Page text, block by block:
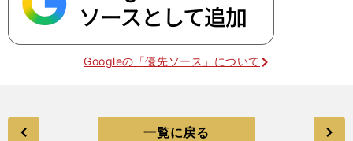
Googleの「優先ソース」について
一覧に戻る